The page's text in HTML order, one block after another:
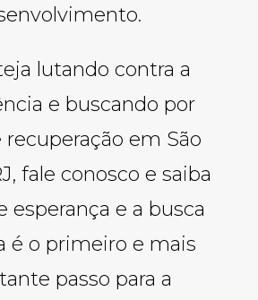
lutando contra a
e buscando por
em São
fale conosco e saiba
esperança e a busca
é o primeiro e mais
passo para a